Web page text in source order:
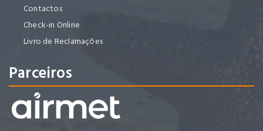
Contactos
Check-in Online
Livro de Reclamações
Parceiros